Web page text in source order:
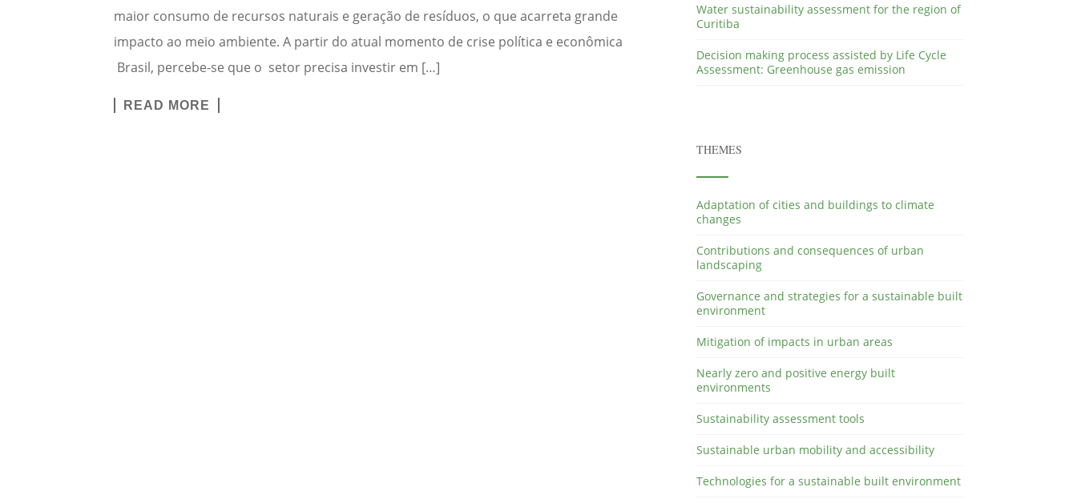
maior consumo de recursos naturais e geração de resíduos, o que acarreta grande
impacto ao meio ambiente. A partir do atual momento de crise política e econômica
Brasil, percebe-se que o setor precisa investir em […]
READ MORE
Water sustainability assessment for the region of
Curitiba
Decision making process assisted by Life Cycle
Assessment: Greenhouse gas emission
THEMES
Adaptation of cities and buildings to climate
changes
Contributions and consequences of urban
landscaping
Governance and strategies for a sustainable built
environment
Mitigation of impacts in urban areas
Nearly zero and positive energy built
environments
Sustainability assessment tools
Sustainable urban mobility and accessibility
Technologies for a sustainable built environment